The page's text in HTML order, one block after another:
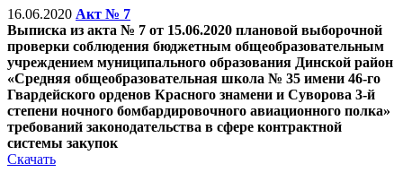
16.06.2020 Акт № 7
Выписка из акта № 7 от 15.06.2020 плановой выборочной
проверки соблюдения бюджетным общеобразовательным
учреждением муниципального образования Динской район
«Средняя общеобразовательная школа № 35 имени 46-го
Гвардейского орденов Красного знамени и Суворова 3-й
степени ночного бомбардировочного авиационного полка»
требований законодательства в сфере контрактной
системы закупок
Скачать